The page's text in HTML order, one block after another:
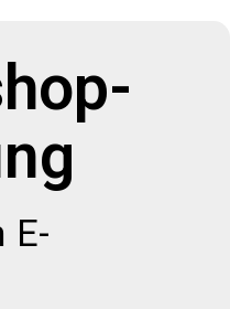
E-